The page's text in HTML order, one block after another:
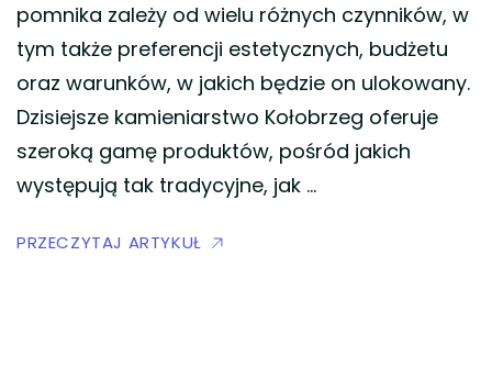
pomnika zależy od wielu różnych czynników, w
tym także preferencji estetycznych, budżetu
oraz warunków, w jakich będzie on ulokowany.
Dzisiejsze kamieniarstwo Kołobrzeg oferuje
szeroką gamę produktów, pośród jakich
występują tak tradycyjne, jak …
PRZECZYTAJ ARTYKUŁ